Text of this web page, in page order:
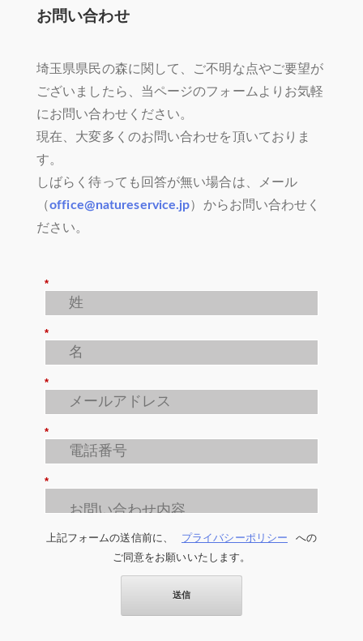
お問い合わせ
埼玉県県民の森に関して、ご不明な点やご要望が
ございましたら、当ページのフォームよりお気軽
にお問い合わせください。
現在、大変多くのお問い合わせを頂いておりま
す。
しばらく待っても回答が無い場合は、メール
（office@natureservice.jp）からお問い合わせく
ださい。
*
*
*
*
*
上記フォームの送信前に、 プライバシーポリシー
への
ご同意をお願いいたします。
送信